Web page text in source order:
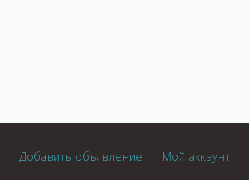
Добавить объявление Мой аккаунт